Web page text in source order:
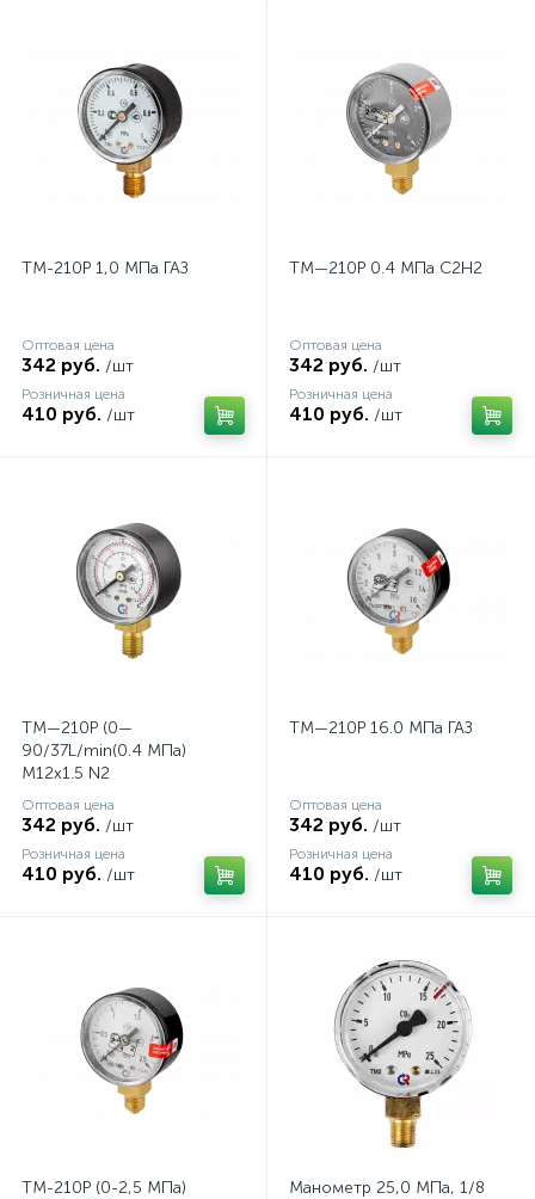
ТМ-210Р 1,0 МПа ГАЗ
Оптовая цена
342 руб. /шт
Розничная цена
410 руб. /шт
ТМ—210Р 0.4 МПа С2Н2
Оптовая цена
342 руб. /шт
Розничная цена
410 руб. /шт
ТМ—210Р (0—
90/37L/min(0.4 MПa)
M12х1.5 N2
Оптовая цена
342 руб. /шт
Розничная цена
410 руб. /шт
ТМ—210Р 16.0 МПа ГАЗ
Оптовая цена
342 руб. /шт
Розничная цена
410 руб. /шт
ТМ-210Р (0-2,5 МПа)
Манометр 25,0 МПа, 1/8